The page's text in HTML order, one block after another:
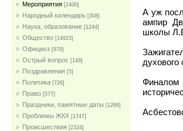
Мероприятия [2400]
Народный календарь [308]
Наука, образование [1244]
Общество [14923]
Официоз [978]
Острый вопрос [149]
Поздравления [5]
Политика [726]
Право [577]
Праздники, памятные даты [1268]
Проблемы ЖКХ [1747]
Проиcшествия [2324]
А уж
ампир
школы